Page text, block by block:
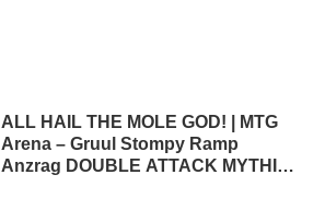
ALL HAIL THE MOLE GOD! | MTG
Arena – Gruul Stompy Ramp
Anzrag DOUBLE ATTACK MYTHIC